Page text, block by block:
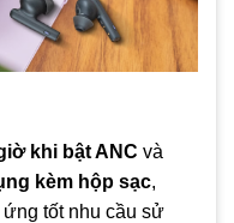
khi bật ANC và
kèm hộp sạc,
tốt nhu cầu sử